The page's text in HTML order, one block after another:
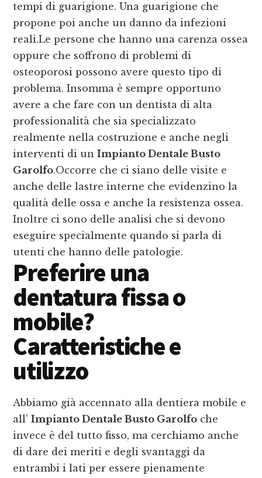
tempi di guarigione. Una guarigione che
propone poi anche un danno da infezioni
reali.Le persone che hanno una carenza ossea
oppure che soffrono di problemi di
osteoporosi possono avere questo tipo di
problema. Insomma è sempre opportuno
avere a che fare con un dentista di alta
professionalità che sia specializzato
realmente nella costruzione e anche negli
interventi di unImpianto Dentale Busto
Garolfo.Occorre che ci siano delle visite e
anche delle lastre interne che evidenzino la
qualità delle ossa e anche la resistenza ossea.
Inoltre ci sono delle analisi che si devono
eseguire specialmente quando si parla di
utenti che hanno delle patologie.
Preferire una
dentatura fissa o
mobile?
Caratteristiche e
utilizzo
Abbiamo già accennato alla dentiera mobile e
all’Impianto Dentale Busto Garolfo che
invece è del tutto fisso, ma cerchiamo anche
di dare dei meriti e degli svantaggi da
entrambi i lati per essere pienamente